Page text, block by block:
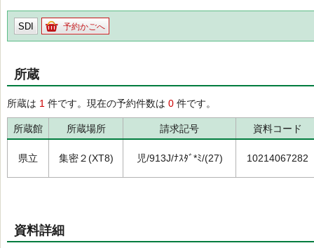
SDI 予約かごへ
所蔵
所蔵は 1 件です。現在の予約件数は 0 件です。
所蔵館 所蔵場所 請求記号 資料コード
県立 集密２(XT8) 児/913J/ﾅｽﾀﾞ*ﾐ/(27) 10214067282
資料詳細